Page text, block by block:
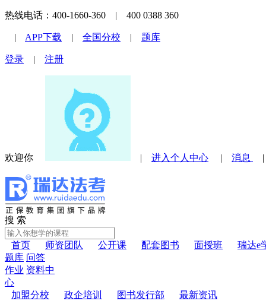
热线电话：400-1660-360 | 400 0388 360
| APP下载 | 全国分校 | 题库
登录 | 注册
欢迎你 | 进入个人中心 | 消息
搜 索
首页 师资团队 公开课 配套图书 面授班
瑞达e
题库 问答
作业 资料中
心
加盟分校
政企培训 图书发行部 最新资讯